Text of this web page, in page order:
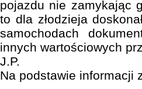
pojazdu nie zamykając
to dla złodzieja
samochodach
innych wartościowych
J.P.
Na podstawie informacji